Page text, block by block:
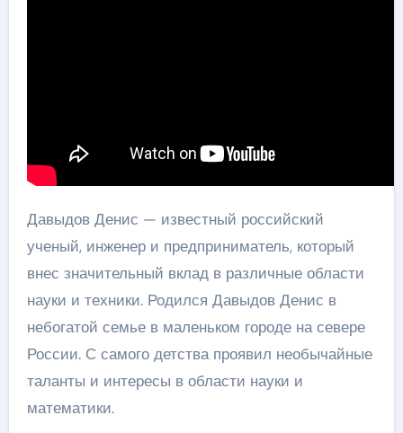
Давыдов Денис — известный российский
ученый, инженер и предприниматель, который
внес значительный вклад в различные области
науки и техники. Родился Давыдов Денис в
небогатой семье в маленьком городе на севере
России. С самого детства проявил необычайные
таланты и интересы в области науки и
математики.